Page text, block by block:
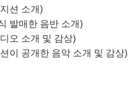
션 소개)
발매한 음반 소개)
오 소개 및 감상)
이 공개한 음악 소개 및 감상)